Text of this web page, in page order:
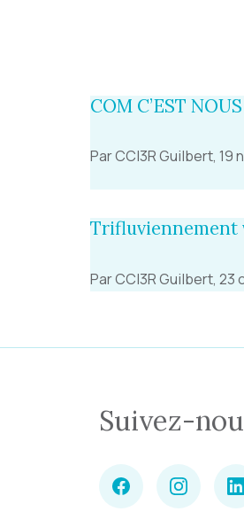
COM C’EST NOUS
Par CCI3R Guilbert, 19
Trifluviennement
Par CCI3R Guilbert, 23
Suivez-